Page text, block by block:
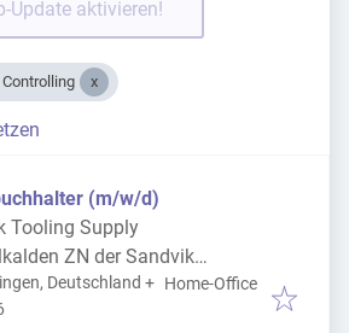
Update aktivieren!
(m/w/d)
Tooling Supply
ZN der Sandvik
Deutschland GmbH
Deutschland + Home-Office